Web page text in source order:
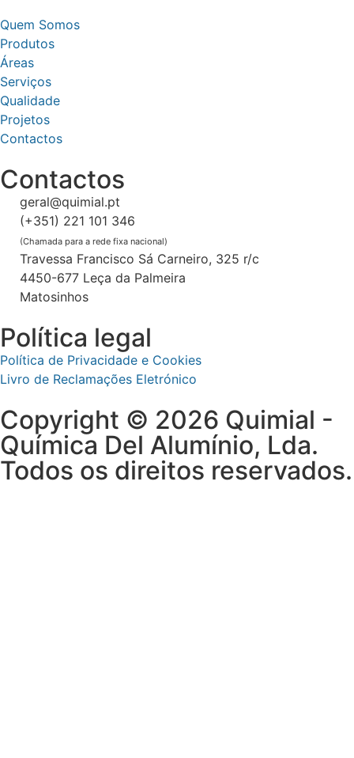
Quem Somos
Produtos
Áreas
Serviços
Qualidade
Projetos
Contactos
Contactos
geral@quimial.pt
(+351) 221 101 346
(Chamada para a rede fixa nacional)
Travessa Francisco Sá Carneiro, 325 r/c
4450-677 Leça da Palmeira
Matosinhos
Política legal
Política de Privacidade e Cookies
Livro de Reclamações Eletrónico
Copyright © 2026 Quimial -
Química Del Alumínio, Lda.
Todos os direitos reservados.